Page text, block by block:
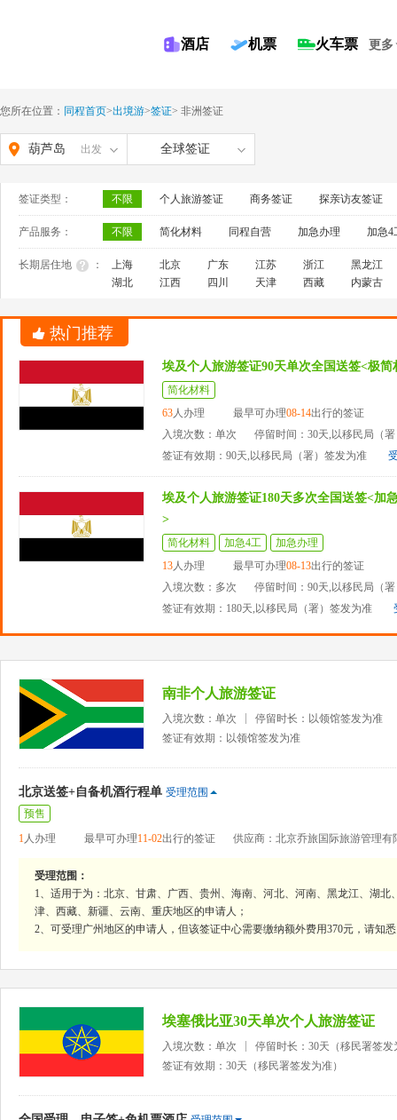
酒店 机票 火车票 更多
您所在位置： 同程首页>出境游>签证> 非洲签证
葫芦岛 出发 全球签证
签证类型： 不限 个人旅游签证 商务签证 探亲访友签证
产品服务： 不限 简化材料 同程自营 加急办理 加急4
长期居住地 ： 上海 北京 广东 江苏 浙江
黑龙江
湖北
江西 四川 天津 西藏 内蒙古
热门推荐
埃及个人旅游签证90天单次全国送签<极
简化材料
63人办理 最早可办理08-14出行的签证
入境次数：单次
停留时间：30天,以移民局（
签证有效期：90天,以移民局（署）签发为准
埃及个人旅游签证180天多次全国送签<加
>
简化材料 加急4工
加急办理
13人办理 最早可办理08-13出行的签证
入境次数：多次
停留时间：90天,以移民局（
签证有效期：180天,以移民局（署）签发为准
南非个人旅游签证
入境次数：单次
停留时长：以领馆签发为准
签证有效期：以领馆签发为准
北京送签+自备机酒行程单 受理范围
预售
1人办理 最早可办理11-02出行的签证 供应商：北京乔旅国际旅游管理有
受理范围：
1、适用于为：北京、甘肃、广西、贵州、海南、河北、河南、黑龙江、湖
津、西藏、新疆、云南、重庆地区的申请人；
2、可受理广州地区的申请人，但该签证中心需要缴纳额外费用370元，请知
埃塞俄比亚30天单次个人旅游签证
入境次数：单次
停留时长：30天（移民署签发
签证有效期：30天（移民署签发为准）